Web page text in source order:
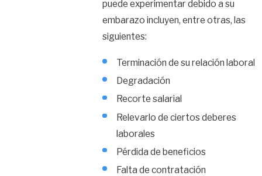
puede experimentar debido a su
embarazo incluyen, entre otras, las
siguientes:
Terminación de su relación laboral
Degradación
Recorte salarial
Relevarlo de ciertos deberes
laborales
Pérdida de beneficios
Falta de contratación